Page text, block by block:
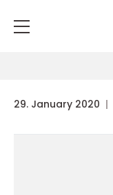
29. January 2020